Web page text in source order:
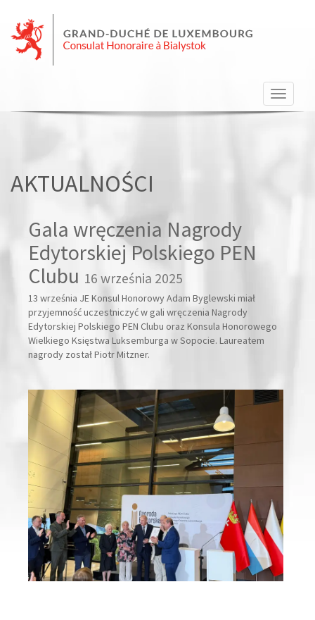
strony
AKTUALNOŚCI
Gala wręczenia Nagrody
Edytorskiej Polskiego PEN
Clubu 16 września 2025
13 września JE Konsul Honorowy Adam Byglewski miał
przyjemność uczestniczyć w gali wręczenia Nagrody
Edytorskiej Polskiego PEN Clubu oraz Konsula Honorowego
Wielkiego Księstwa Luksemburga w Sopocie. Laureatem
nagrody został Piotr Mitzner.